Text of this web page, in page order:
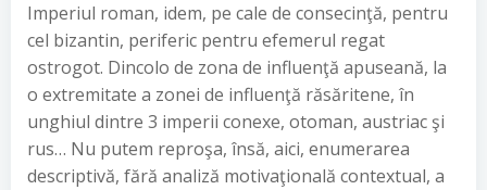
Imperiul roman, idem, pe cale de consecinţă, pentru
cel bizantin, periferic pentru efemerul regat
ostrogot. Dincolo de zona de influenţă apuseană, la
o extremitate a zonei de influenţă răsăritene, în
unghiul dintre 3 imperii conexe, otoman, austriac şi
rus… Nu putem reproşa, însă, aici, enumerarea
descriptivă, fără analiză motivaţională contextual, a